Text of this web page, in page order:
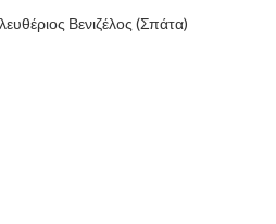
Βενιζέλος (Σπάτα)